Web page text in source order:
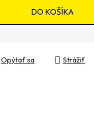
DO KOŠÍKA
Opýtať sa Strážiť